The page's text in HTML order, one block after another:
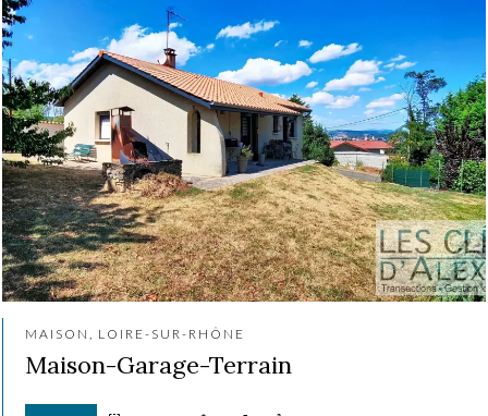
MAISON, LOIRE-SUR-RHÔNE
Maison-Garage-Terrain